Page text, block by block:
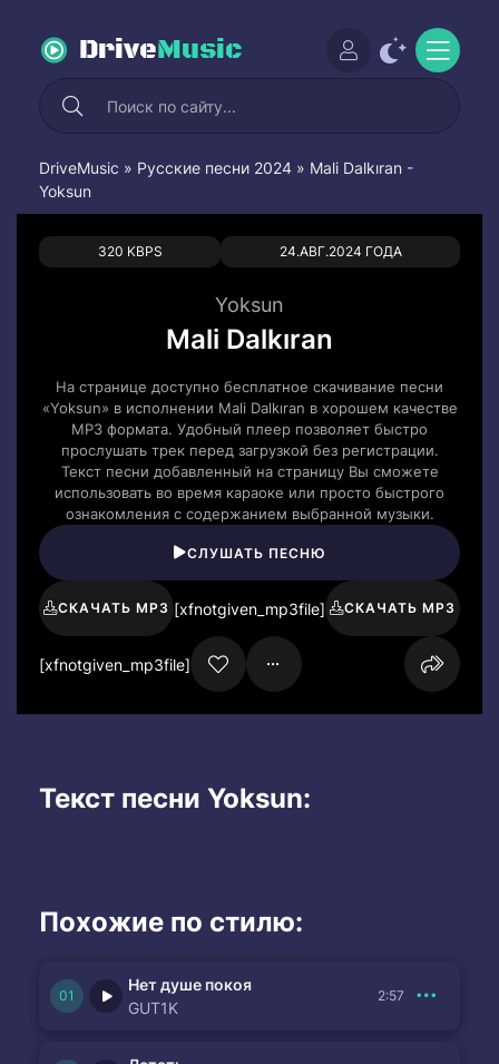
DriveMusic
DriveMusic » Русские песни 2024 » Mali Dalkıran -
Yoksun
320 KBPS 24.АВГ.2024 ГОДА
0 0
Yoksun
Mali Dalkıran
На странице доступно бесплатное скачивание песни
«Yoksun» в исполнении Mali Dalkıran в хорошем качестве
MP3 формата. Удобный плеер позволяет быстро
прослушать трек перед загрузкой без регистрации.
Текст песни добавленный на страницу Вы сможете
использовать во время караоке или просто быстрого
ознакомления с содержанием выбранной музыки.
СЛУШАТЬ ПЕСНЮ
СКАЧАТЬ MP3 [xfnotgiven_mp3file] СКАЧАТЬ MP3
[xfnotgiven_mp3file]
Текст песни Yoksun:
Похожие по стилю:
Нет душе покоя
GUT1K
2:57